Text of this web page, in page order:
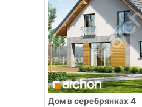
Дом в серебрянках 4